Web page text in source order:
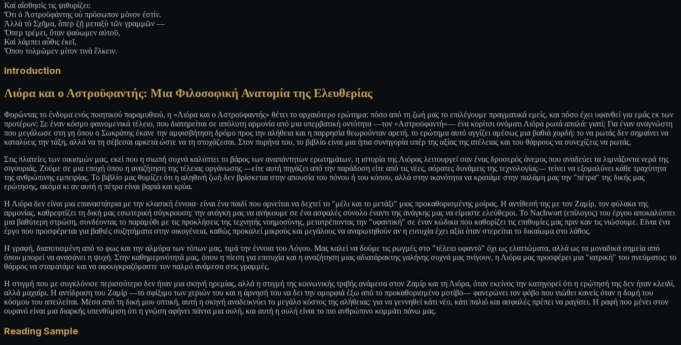
Καὶ αἴσθησίς τις ψιθυρίζει:
Ὅτι ὁ Ἀστροϋφάντης οὐ πρόσωπον μόνον ἐστίν.
Ἀλλὰ τὸ Σχῆμα, ὅπερ ζῇ μεταξὺ τῶν γραμμῶν —
Ὅπερ τρέμει, ὅταν ψαύωμεν αὐτοῦ,
Καὶ λάμπει αὖθις ἐκεῖ,
Ὅπου τολμῶμεν μίτον τινὰ ἕλκειν.
Introduction
Λιόρα και ο Αστροϋφαντής: Μια Φιλοσοφική Ανατομία της Ελευθερίας
Φορώντας το ένδυμα ενός ποιητικού παραμυθιού, η «Λιόρα και ο Αστροϋφαντής» θέτει το αρχαιότερο ερώτημα: πόσο από τη ζωή μας το επιλέγουμε πραγματικά εμείς, και πόσο έχει υφανθεί για εμάς εκ των
προτέρων; Σε έναν κόσμο φαινομενικά τέλειο, που διατηρείται σε απόλυτη αρμονία από μια υπερβατική οντότητα —τον «Αστροϋφαντή»— ένα κορίτσι ονόματι Λιόρα ρωτά απαλά: γιατί; Για έναν αναγνώστη
που μεγάλωσε στη γη όπου ο Σωκράτης έκανε την αμφισβήτηση δρόμο προς την αλήθεια και η παρρησία θεωρούνταν αρετή, το ερώτημα αυτό αγγίζει αμέσως μια βαθιά χορδή: το να ρωτάς δεν σημαίνει να
καταλύεις την τάξη, αλλά να τη σέβεσαι αρκετά ώστε να τη στοχάζεσαι. Στον πυρήνα του, το βιβλίο είναι μια ήπια συνηγορία υπέρ της αξίας της ατέλειας και του θάρρους να συνεχίζεις να ρωτάς.
Στις πλατείες των οικισμών μας, εκεί που η σιωπή συχνά καλύπτει το βάρος των αναπάντητων ερωτημάτων, η ιστορία της Λιόρας λειτουργεί σαν ένας δροσερός άνεμος που αναδεύει τα λιμνάζοντα νερά της
σιγουριάς. Ζούμε σε μια εποχή όπου η αναζήτηση της τέλειας οργάνωσης —είτε αυτή πηγάζει από την παράδοση είτε από τις νέες, αόρατες δυνάμεις της τεχνολογίας— τείνει να εξομαλύνει κάθε τραχύτητα
της ανθρώπινης εμπειρίας. Το βιβλίο μας θυμίζει ότι η αληθινή ζωή δεν βρίσκεται στην απουσία του πόνου ή του κόπου, αλλά στην ικανότητα να κρατάμε στην παλάμη μας την "πέτρα" της δικής μας
ερώτησης, ακόμα κι αν αυτή η πέτρα είναι βαριά και κρύα.
Η Λιόρα δεν είναι μια επαναστάτρια με την κλασική έννοια· είναι ένα παιδί που αρνείται να δεχτεί το "μέλι και το μετάξι" μιας προκαθορισμένης μοίρας. Η αντίθεσή της με τον Ζαμίρ, τον φύλακα της
αρμονίας, καθρεφτίζει τη δική μας εσωτερική σύγκρουση: την ανάγκη μας να ανήκουμε σε ένα ασφαλές σύνολο έναντι της ανάγκης μας να είμαστε ελεύθεροι. Το Nachwort (επίλογος) του έργου αποκαλύπτει
μια βαθύτερη στρώση, συνδέοντας το παραμύθι με τις προκλήσεις της τεχνητής νοημοσύνης, μετατρέποντας την "υφαντική" σε έναν κώδικα που καθορίζει τις επιθυμίες μας πριν καν τις νιώσουμε. Είναι ένα
έργο που προσφέρεται για βαθιές συζητήματα στην οικογένεια, καθώς προκαλεί μικρούς και μεγάλους να αναρωτηθούν αν η ευτυχία έχει αξία όταν στερείται το δικαίωμα στο λάθος.
Η γραφή, διαποτισμένη από το φως και την αλμύρα των τόπων μας, τιμά την έννοια του Λόγου. Μας καλεί να δούμε τις ρωγμές στο "τέλειο υφαντό" όχι ως ελαττώματα, αλλά ως τα μοναδικά σημεία από
όπου μπορεί να ανασάνει η ψυχή. Στην καθημερινότητά μας, όπου η πίεση για επιτυχία και η αναζήτηση μιας αδιατάρακτης γαλήνης συχνά μας πνίγουν, η Λιόρα μας προσφέρει μια "ιατρική" του πνεύματος: το
θάρρος να σταματάμε και να αφουγκραζόμαστε τον παλμό ανάμεσα στις γραμμές.
Η στιγμή που με συγκλόνισε περισσότερο δεν ήταν μια σκηνή ηρεμίας, αλλά η στιγμή της κοινωνικής τριβής ανάμεσα στον Ζαμίρ και τη Λιόρα, όταν εκείνος την κατηγορεί ότι η ερώτησή της δεν ήταν κλειδί,
αλλά μαχαίρι. Η αντίδραση του Ζαμίρ —το σφίξιμο των χεριών του και η άρνησή του να δει την ομορφιά έξω από το προκαθορισμένο μοτίβο— φανερώνει τον φόβο που νιώθει κανείς όταν η δομή του
κόσμου του απειλείται. Μέσα από τη δική μου οπτική, αυτή η σκηνή αναδεικνύει το μεγάλο κόστος της αλήθειας: για να γεννηθεί κάτι νέο, κάτι παλιό και ασφαλές πρέπει να ραγίσει. Η ραφή που μένει στον
ουρανό είναι μια διαρκής υπενθύμιση ότι η γνώση αφήνει πάντα μια ουλή, και αυτή η ουλή είναι το πιο ανθρώπινο κομμάτι πάνω μας.
Reading Sample